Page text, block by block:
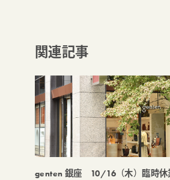
関連記事
genten 銀座 10/16（木）臨時休